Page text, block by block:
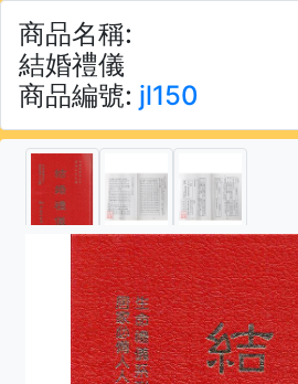
商品名稱:
結婚禮儀
商品編號: jl150